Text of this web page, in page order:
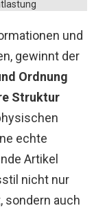
und
gewinnt der
Ordnung
Struktur
echte
Artikel
nicht nur
sondern auch